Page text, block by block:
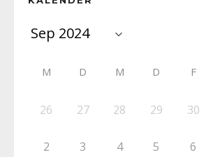
M D M D F
26 27 28 29 30
2 3 4 5 6